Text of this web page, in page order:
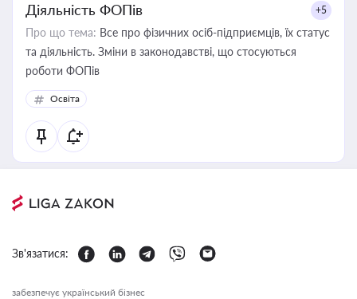
Діяльність ФОПів +5
Про що тема: Все про фізичних осіб-підприємців, їх статус
та діяльність. Зміни в законодавстві, що стосуються
роботи ФОПів
Освіта
Зв'язатися:
забезпечує український бізнес